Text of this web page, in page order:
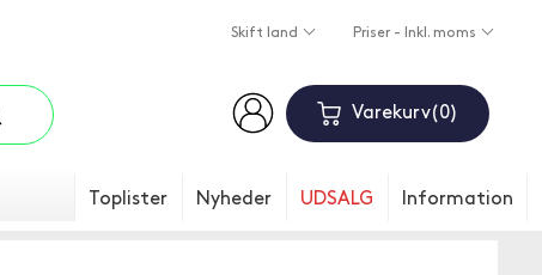
Skift land Priser - Inkl. moms
Varekurv 0
Toplister Nyheder UDSALG Information